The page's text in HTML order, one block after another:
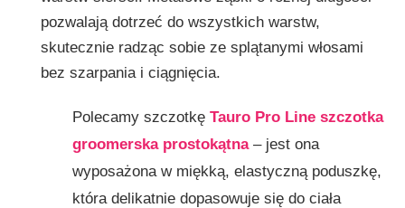
pozwalają dotrzeć do wszystkich warstw,
skutecznie radząc sobie ze splątanymi włosami
bez szarpania i ciągnięcia.
Polecamy szczotkę Tauro Pro Line szczotka
groomerska prostokątna– jest ona
wyposażona w miękką, elastyczną poduszkę,
która delikatnie dopasowuje się do ciała